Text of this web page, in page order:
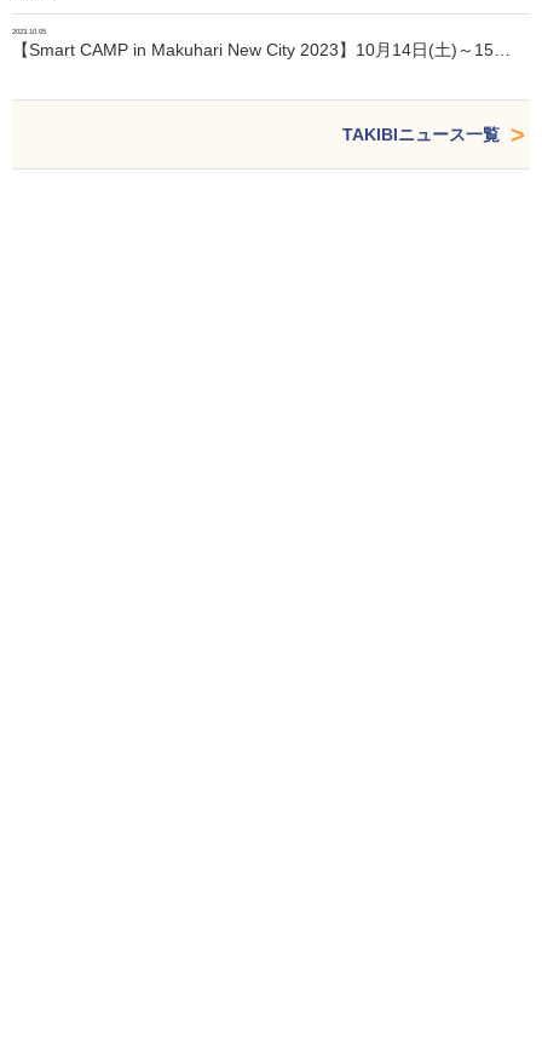
2023.10.05
【Smart CAMP in Makuhari New City 2023】10月14日(土)～15…
TAKIBIニュース一覧